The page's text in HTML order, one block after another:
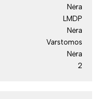
Nėra
LMDP
Nėra
Varstomos
Nėra
2